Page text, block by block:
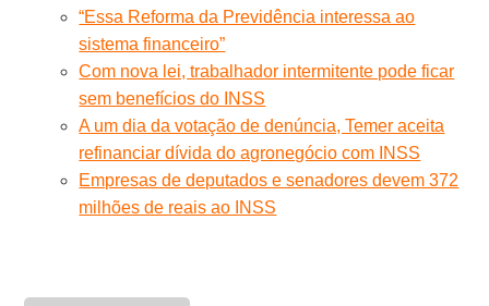
“Essa Reforma da Previdência interessa ao
sistema financeiro”
Com nova lei, trabalhador intermitente pode ficar
sem benefícios do INSS
A um dia da votação de denúncia, Temer aceita
refinanciar dívida do agronegócio com INSS
Empresas de deputados e senadores devem 372
milhões de reais ao INSS